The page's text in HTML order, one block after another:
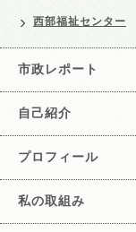
西部福祉センター
市政レポート
自己紹介
プロフィール
私の取組み